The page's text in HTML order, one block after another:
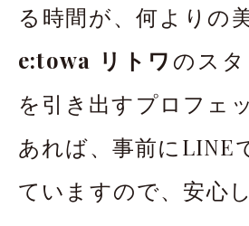
る時間が、何よりの
e:towa リトワ のス
を引き出すプロフェ
あれば、事前にLINE
ていますので、安心